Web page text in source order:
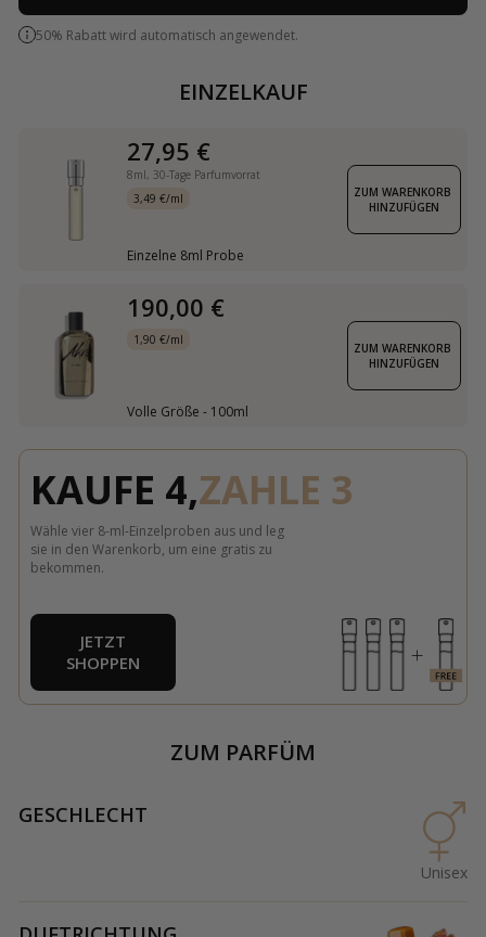
50% Rabatt wird automatisch angewendet.
EINZELKAUF
27,95 €
8ml, 30-Tage Parfumvorrat
3,49 €/ml
Einzelne 8ml Probe
ZUM WARENKORB
HINZUFÜGEN
190,00 €
1,90 €/ml
Volle Größe - 100ml
ZUM WARENKORB
HINZUFÜGEN
KAUFE 4,ZAHLE 3
Wähle vier 8-ml-Einzelproben aus und leg
sie in den Warenkorb, um eine gratis zu
bekommen.
JETZT
SHOPPEN
ZUM PARFÜM
GESCHLECHT
Unisex